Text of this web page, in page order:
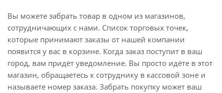
Вы можете забрать товар в одном из магазинов,
сотрудничающих с нами. Список торговых точек,
которые принимают заказы от нашей компании
появится у вас в корзине. Когда заказ поступит в ваш
город, вам придёт уведомление. Вы просто идёте в этот
магазин, обращаетесь к сотруднику в кассовой зоне и
называете номер заказа. Забрать покупку может ваш